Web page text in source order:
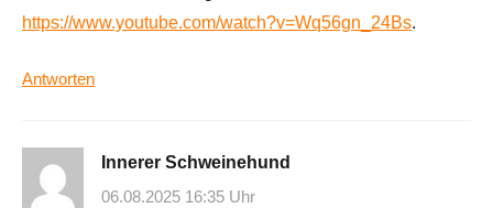
https://www.youtube.com/watch?v=Wq56gn_24Bs.
Antworten
Innerer Schweinehund
06.08.2025 16:35 Uhr